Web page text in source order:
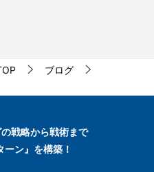
ブログ
戦略から戦術まで
ン』を構築！